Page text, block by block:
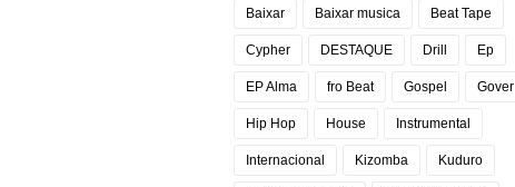
Baixar Baixar musica Beat Tape
Cypher DESTAQUE Drill Ep
EP Alma fro Beat Gospel Gover
Hip Hop House Instrumental
Internacional Kizomba Kuduro